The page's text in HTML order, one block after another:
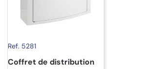
Ref. 5281
Coffret de distribution